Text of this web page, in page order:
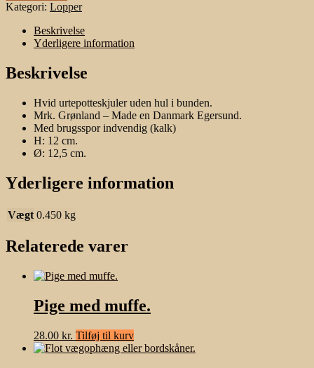
antal
Kategori: Lopper
Beskrivelse
Yderligere information
Beskrivelse
Hvid urtepotteskjuler uden hul i bunden.
Mrk. Grønland – Made en Danmark Egersund.
Med brugsspor indvendig (kalk)
H: 12 cm.
Ø: 12,5 cm.
Yderligere information
Vægt 0.450 kg
Relaterede varer
Pige med muffe.
28.00 kr. Tilføj til kurv